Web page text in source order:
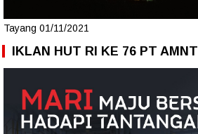
Tayang 01/11/2021
IKLAN HUT RI KE 76 PT AMNT